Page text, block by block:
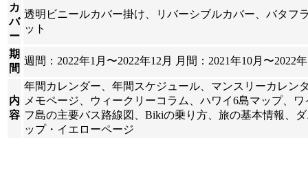
カ
バ
ー
透明ビニールカバー掛け、リバーシブルカバー、バタフ
ット
期
間
週間：2022年1月〜2022年12月 月間：2021年10月〜2022
内
容
年間カレンダー、年間スケジュール、マンスリーカレン
メモページ、ウィークリーコラム、ハワイ6島マップ、
フ島の主要バス路線図、Bikiの乗り方、旅の基本情報、
ップ・イエローページ